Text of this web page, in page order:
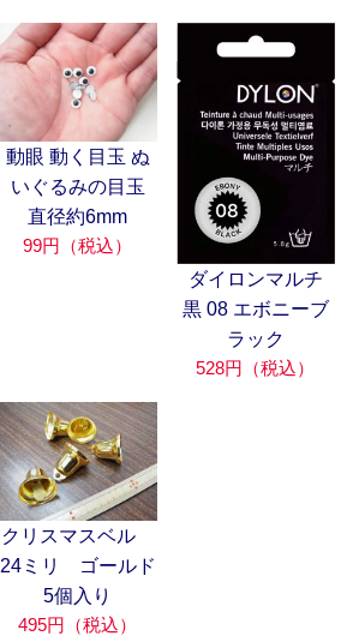
動眼 動く目玉 ぬ
いぐるみの目玉
直径約6mm
99円（税込）
ダイロンマルチ
黒 08 エボニーブ
ラック
528円（税込）
クリスマスベル
24ミリ ゴールド
5個入り
495円（税込）